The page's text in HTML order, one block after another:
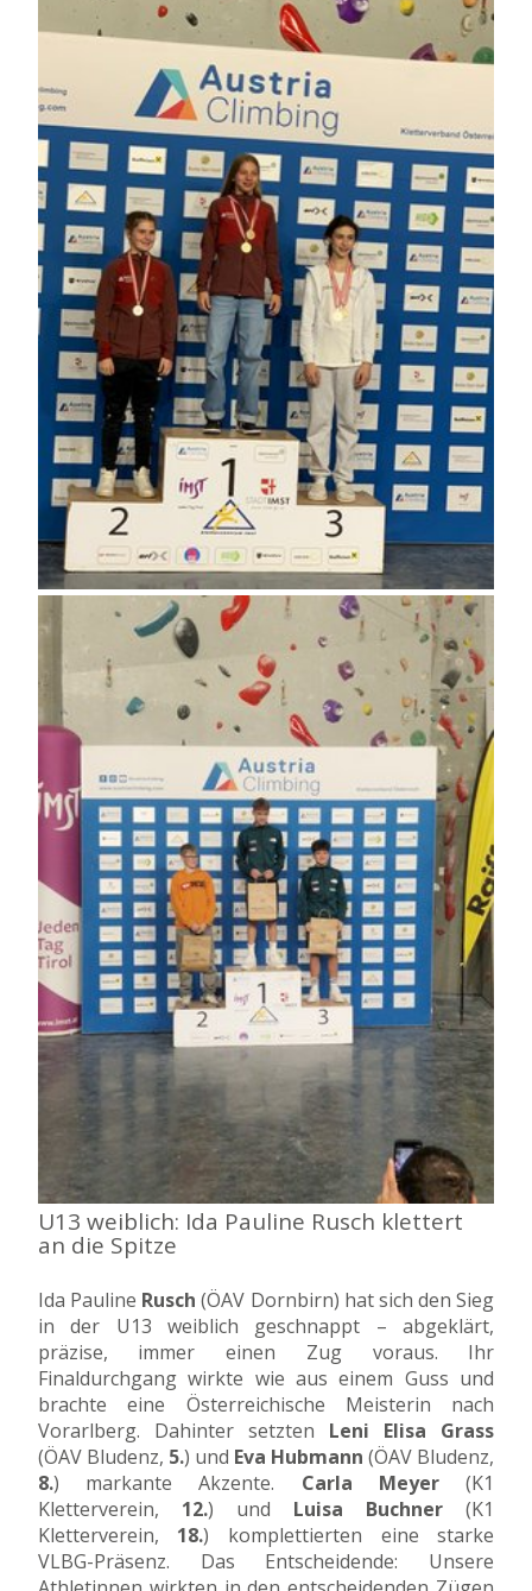
U13 weiblich: Ida Pauline Rusch klettert
an die Spitze
Ida Pauline Rusch (ÖAV Dornbirn) hat sich den Sieg
in der U13 weiblich geschnappt – abgeklärt,
präzise, immer einen Zug voraus. Ihr
Finaldurchgang wirkte wie aus einem Guss und
brachte eine Österreichische Meisterin nach
Vorarlberg. Dahinter setzten Leni Elisa Grass
(ÖAV Bludenz, 5.) und Eva Hubmann (ÖAV Bludenz,
8.) markante Akzente. Carla Meyer(K1
Kletterverein, 12.) und Luisa Buchner (K1
Kletterverein, 18.) komplettierten eine starke
VLBG-Präsenz. Das Entscheidende: Unsere